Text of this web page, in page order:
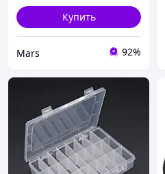
Купить
Mars 92%